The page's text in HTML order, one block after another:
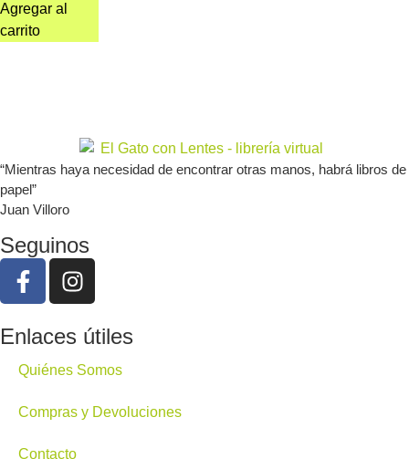
Agregar al
carrito
“Mientras haya necesidad de encontrar otras manos, habrá libros de
papel”
Juan Villoro
Seguinos
Enlaces útiles
Quiénes Somos
Compras y Devoluciones
Contacto